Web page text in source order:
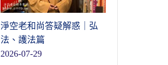
淨空老和尚答疑解惑｜弘
法、護法篇
2026-07-29